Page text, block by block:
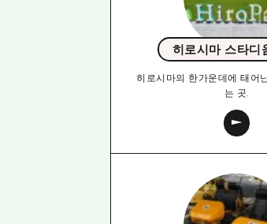
히로시마 스타디
히로시마의 한가운데에 태어
는 곳.